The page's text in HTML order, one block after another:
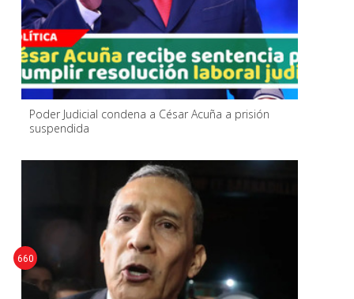
Poder Judicial condena a César Acuña a prisión
suspendida
660